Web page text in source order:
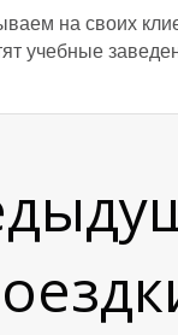
на своих
учебные